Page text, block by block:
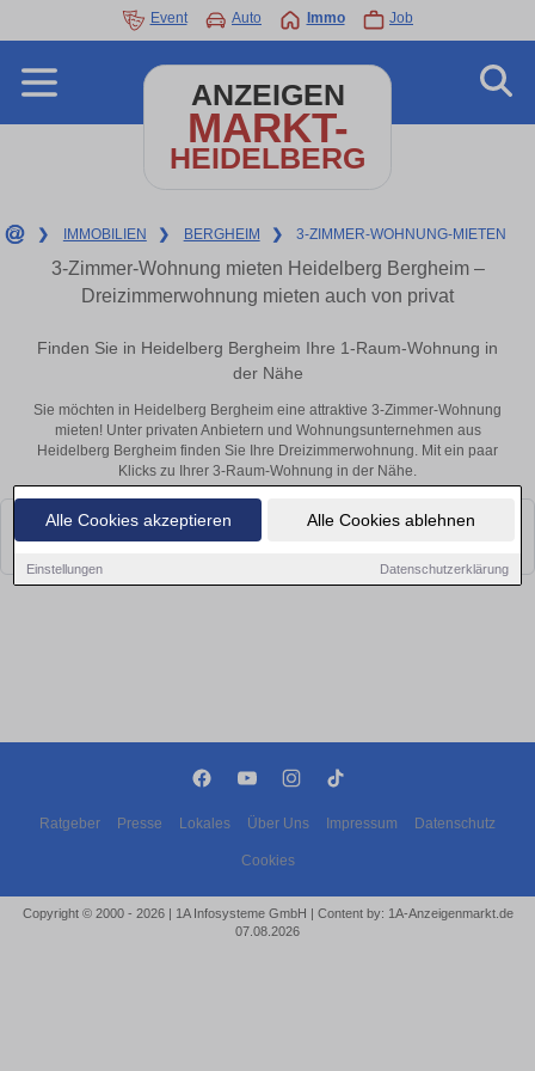
Alle Cookies akzeptieren Alle Cookies ablehnen
Einstellungen Datenschutzerklärung
Event Auto Immo Job
ANZEIGEN
MARKT-
HEIDELBERG
❯ IMMOBILIEN ❯ BERGHEIM ❯ 3-ZIMMER-WOHNUNG-MIETEN
3-Zimmer-Wohnung mieten Heidelberg Bergheim –
Dreizimmerwohnung mieten auch von privat
Finden Sie in Heidelberg Bergheim Ihre 1-Raum-Wohnung in
der Nähe
Sie möchten in Heidelberg Bergheim eine attraktive 3-Zimmer-Wohnung
mieten! Unter privaten Anbietern und Wohnungsunternehmen aus
Heidelberg Bergheim finden Sie Ihre Dreizimmerwohnung. Mit ein paar
Klicks zu Ihrer 3-Raum-Wohnung in der Nähe.
Leider konnten wir derzeit keine passenden Objekte finden. Schauen Sie
bald wieder vorbei!
Ratgeber Presse Lokales Über Uns Impressum Datenschutz
Cookies
Copyright © 2000 - 2026 | 1A Infosysteme GmbH | Content by: 1A-Anzeigenmarkt.de
07.08.2026